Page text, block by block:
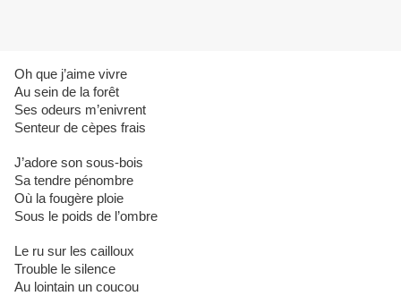
Oh que j’aime vivre
Au sein de la forêt
Ses odeurs m’enivrent
Senteur de cèpes frais
J’adore son sous-bois
Sa tendre pénombre
Où la fougère ploie
Sous le poids de l’ombre
Le ru sur les cailloux
Trouble le silence
Au lointain un coucou